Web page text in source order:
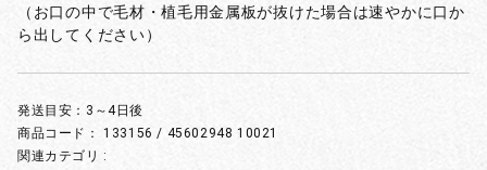
（お口の中で毛材・植毛用金属板が抜けた場合は速やかに口か
ら出してください）
発送目安：3～4日後
商品コード：133156 / 45602948 10021
関連カテゴリ :